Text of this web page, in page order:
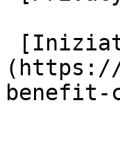
(https://